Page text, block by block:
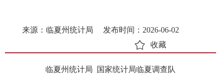
来源：临夏州统计局
发布时间：2026-06-02
收藏
临夏州统计局 国家统计局临夏调查队